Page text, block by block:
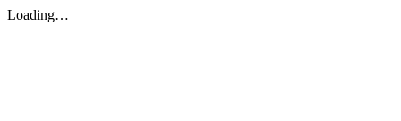
Loading…